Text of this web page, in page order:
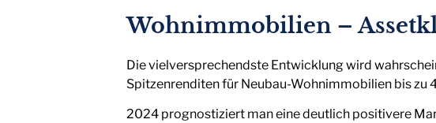
Wohnimmobilien –
Die vielversprechendste Entwicklung wird
Spitzenrenditen für Neubau-Wohnimmobilien bis zu
2024 prognostiziert man eine deutlich positivere